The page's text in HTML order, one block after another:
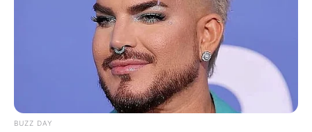
BUZZ DAY